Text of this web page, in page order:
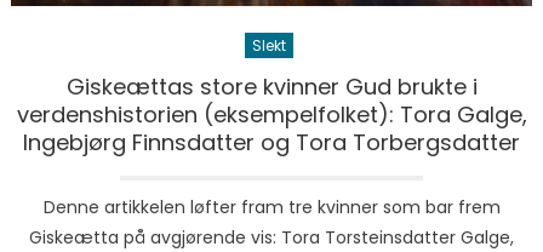
Slekt
Giskeættas store kvinner Gud brukte i
verdenshistorien (eksempelfolket): Tora Galge,
Ingebjørg Finnsdatter og Tora Torbergsdatter
Denne artikkelen løfter fram tre kvinner som bar frem
Giskeætta på avgjørende vis: Tora Torsteinsdatter Galge,